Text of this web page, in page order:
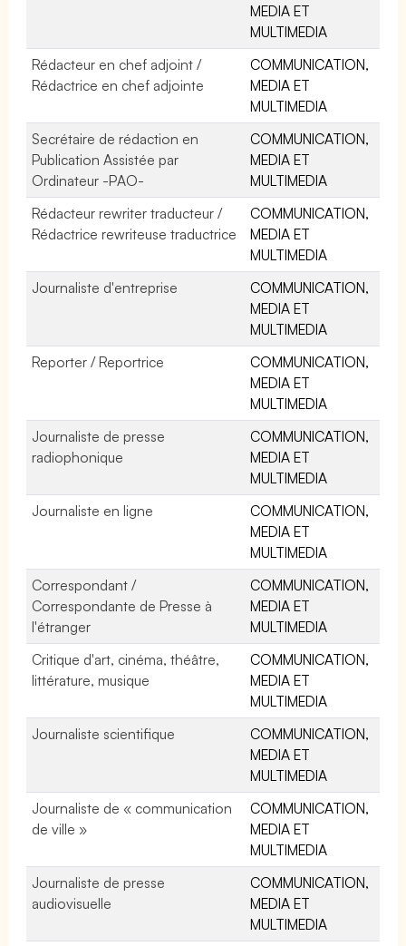
MEDIA ET
MULTIMEDIA
Rédacteur en chef adjoint /
Rédactrice en chef adjointe
COMMUNICATION,
MEDIA ET
MULTIMEDIA
Secrétaire de rédaction en
Publication Assistée par
Ordinateur -PAO-
COMMUNICATION,
MEDIA ET
MULTIMEDIA
Rédacteur rewriter traducteur /
Rédactrice rewriteuse traductrice
COMMUNICATION,
MEDIA ET
MULTIMEDIA
Journaliste d'entreprise
COMMUNICATION,
MEDIA ET
MULTIMEDIA
Reporter / Reportrice
COMMUNICATION,
MEDIA ET
MULTIMEDIA
Journaliste de presse
radiophonique
COMMUNICATION,
MEDIA ET
MULTIMEDIA
Journaliste en ligne
COMMUNICATION,
MEDIA ET
MULTIMEDIA
Correspondant /
Correspondante de Presse à
l'étranger
COMMUNICATION,
MEDIA ET
MULTIMEDIA
Critique d'art, cinéma, théâtre,
littérature, musique
COMMUNICATION,
MEDIA ET
MULTIMEDIA
Journaliste scientifique
COMMUNICATION,
MEDIA ET
MULTIMEDIA
Journaliste de « communication
de ville »
COMMUNICATION,
MEDIA ET
MULTIMEDIA
Journaliste de presse
audiovisuelle
COMMUNICATION,
MEDIA ET
MULTIMEDIA